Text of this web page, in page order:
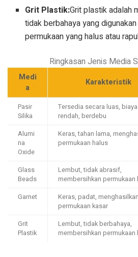
Grit Plastik:Grit plastik adalah
tidak berbahaya yang
permukaan yang halus atau
Ringkasan Jenis Media
Medi
a
Karakteristik
Pasir
Silika
Tersedia secara luas, biaya
rendah, berdebu
Alumi
na
Oxide
Keras, tahan lama,
permukaan halus
Glass
Beads
Lembut, tidak abrasif,
membersihkan permukaan
Garnet
Keras, padat, menghasilkan
permukaan kasar
Grit
Plastik
Lembut, tidak berbahaya,
membersihkan permukaan